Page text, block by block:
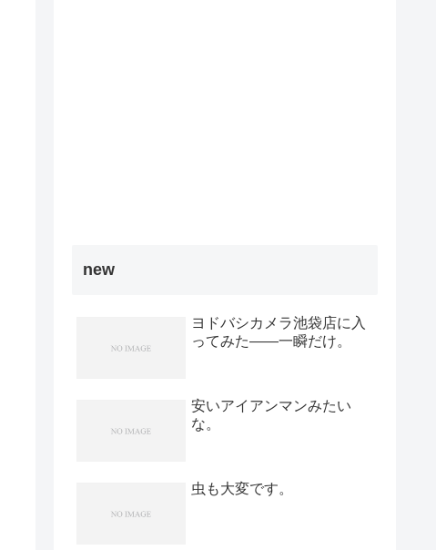
new
ヨドバシカメラ池袋店に入
ってみた――一瞬だけ。
安いアイアンマンみたい
な。
虫も大変です。